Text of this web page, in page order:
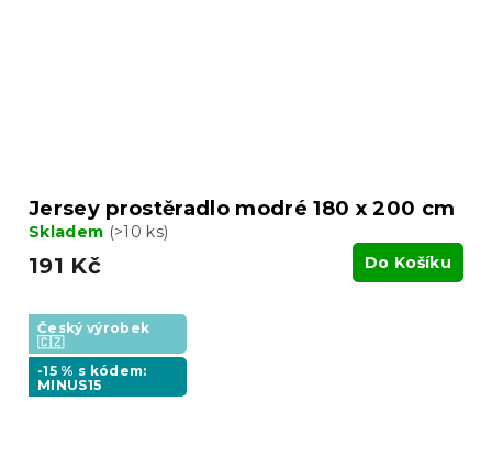
Jersey prostěradlo modré 180 x 200 cm
Skladem (>10 ks)
191 Kč Do Košíku
Český výrobek
🇨🇿
-15 % s kódem:
MINUS15